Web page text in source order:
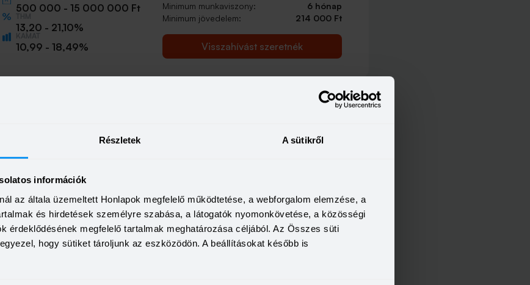
Részletek A sütikről
információk
az általa üzemeltett Honlapok megfelelő működtetése, a webforgalom elemzése, a
és hirdetések személyre szabása, a látogatók nyomonkövetése, a közösségi
érdeklődésének megfelelő tartalmak meghatározása céljából. Az Összes süti
hogy sütiket tároljunk az eszközödön. A beállításokat később is
500 000 - 15 000 000 Ft
13,20 - 21,10%
KAMAT
10,99 - 18,49%
Minimum munkaviszony:
6 hónap
Minimum jövedelem:
214 000 Ft
Visszahívást szeretnék
KAMAT
400 000 Ft